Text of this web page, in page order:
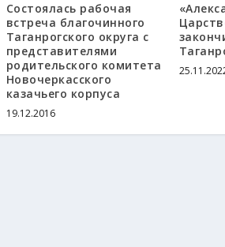
Состоялась рабочая
встреча благочинного
Таганрогского округа с
представителями
родительского комитета
Новочеркасского
казачьего корпуса
19.12.2016